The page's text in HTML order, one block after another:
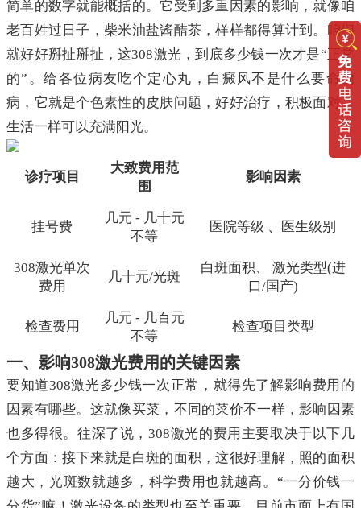
简单的数字就能概括的。它受到多重因素的影响，就像咱
老百姓过日子，柴米油盐酱醋茶，样样都得算计到。咱们
就好好掰扯掰扯，这308激光，到底多少钱一次才是“正常
的”。给各位病友吃个定心丸，白癜风不是什么要命的
病，它就是个色素性的皮肤问题，好好治疗，积极面对，
生活一样可以充满阳光。
诊疗项目
大致费用范
围
影响因素
挂号费
几元 - 几十元
不等
医院等级 、医生级别
308激光单次
费用
几十元/光斑
白斑面积、 激光类型(进
口/国产)
检查费用
几元 - 几百元
不等
检查项目类型
一、影响308激光费用的关键因素
要知道308激光多少钱一次正常，就得先了解影响费用的
因素有哪些。这就像买菜，不同的菜价不一样，影响因素
也多得很。往深了说，308激光的费用主要取决于以下几
个方面：接下来就是白斑的面积，这很好理解，照的面积
越大，光斑数就越多，科学费用也就越高。“一分价钱一